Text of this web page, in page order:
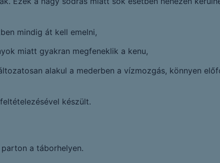
mindig át kell emelni,
miatt gyakran megfeneklik a kenu,
alakul a mederben a vízmozgás, könnyen
készült.
parton a táborhelyen.